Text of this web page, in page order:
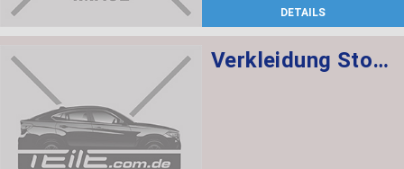
DETAILS
Verkleidung Stossfänger grundiert vorn BASIS